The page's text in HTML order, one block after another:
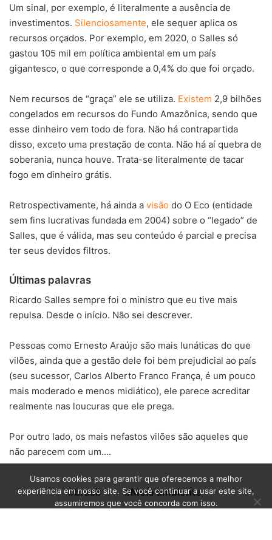
Um sinal, por exemplo, é literalmente a ausência de
investimentos. Silenciosamente, ele sequer aplica os
recursos orçados. Por exemplo, em 2020, o Salles só
gastou 105 mil em política ambiental em um país
gigantesco, o que corresponde a 0,4% do que foi orçado.
Nem recursos de “graça” ele se utiliza. Existem 2,9 bilhões
congelados em recursos do Fundo Amazônica, sendo que
esse dinheiro vem todo de fora. Não há contrapartida
disso, exceto uma prestação de conta. Não há aí quebra de
soberania, nunca houve. Trata-se literalmente de tacar
fogo em dinheiro grátis.
Retrospectivamente, há ainda a visão do O Eco (entidade
sem fins lucrativas fundada em 2004) sobre o “legado” de
Salles, que é válida, mas seu conteúdo é parcial e precisa
ter seus devidos filtros.
Últimas palavras
Ricardo Salles sempre foi o ministro que eu tive mais
repulsa. Desde o início. Não sei descrever.
Pessoas como Ernesto Araújo são mais lunáticas do que
vilões, ainda que a gestão dele foi bem prejudicial ao país
(seu sucessor, Carlos Alberto Franco França, é um pouco
mais moderado e menos midiático), ele parece acreditar
realmente nas loucuras que ele prega.
Por outro lado, os mais nefastos vilões são aqueles que
não parecem com um….
brasil Meio ambiente
Usamos cookies para garantir que oferecemos a melhor
experiência em nosso site. Se você continuar a usar este site,
assumiremos que você concorda com isso.